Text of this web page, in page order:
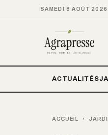
SAMEDI 8 AOÛT 2026
ACTUALITÉS
ACCUEIL ›